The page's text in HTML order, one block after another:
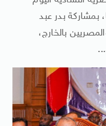
بمشاركة بدر عبد
بالخارج،